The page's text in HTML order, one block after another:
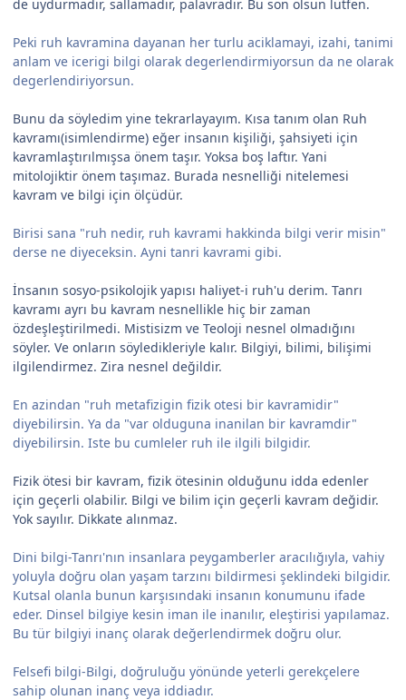
de uydurmadır, sallamadır, palavradır. Bu son olsun lütfen.
Peki ruh kavramina dayanan her turlu aciklamayi, izahi, tanimi
anlam ve icerigi bilgi olarak degerlendirmiyorsun da ne olarak
degerlendiriyorsun.
Bunu da söyledim yine tekrarlayayım. Kısa tanım olan Ruh
kavramı(isimlendirme) eğer insanın kişiliği, şahsiyeti için
kavramlaştırılmışsa önem taşır. Yoksa boş laftır. Yani
mitolojiktir önem taşımaz. Burada nesnelliği nitelemesi
kavram ve bilgi için ölçüdür.
Birisi sana "ruh nedir, ruh kavrami hakkinda bilgi verir misin"
derse ne diyeceksin. Ayni tanri kavrami gibi.
İnsanın sosyo-psikolojik yapısı haliyet-i ruh'u derim. Tanrı
kavramı ayrı bu kavram nesnellikle hiç bir zaman
özdeşleştirilmedi. Mistisizm ve Teoloji nesnel olmadığını
söyler. Ve onların söyledikleriyle kalır. Bilgiyi, bilimi, bilişimi
ilgilendirmez. Zira nesnel değildir.
En azindan "ruh metafizigin fizik otesi bir kavramidir"
diyebilirsin. Ya da "var olduguna inanilan bir kavramdir"
diyebilirsin. Iste bu cumleler ruh ile ilgili bilgidir.
Fizik ötesi bir kavram, fizik ötesinin olduğunu idda edenler
için geçerli olabilir. Bilgi ve bilim için geçerli kavram değidir.
Yok sayılır. Dikkate alınmaz.
Dini bilgi-Tanrı'nın insanlara peygamberler aracılığıyla, vahiy
yoluyla doğru olan yaşam tarzını bildirmesi şeklindeki bilgidir.
Kutsal olanla bunun karşısındaki insanın konumunu ifade
eder. Dinsel bilgiye kesin iman ile inanılır, eleştirisi yapılamaz.
Bu tür bilgiyi inanç olarak değerlendirmek doğru olur.
Felsefi bilgi-Bilgi, doğruluğu yönünde yeterli gerekçelere
sahip olunan inanç veya iddiadır.